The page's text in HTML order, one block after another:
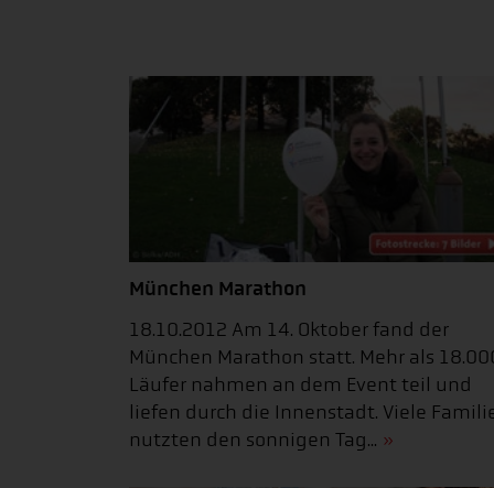
München Marathon
18.10.2012 Am 14. Oktober fand der
München Marathon statt. Mehr als
Läufer nahmen an dem Event teil und
liefen durch die Innenstadt. Viele
nutzten den sonnigen Tag...